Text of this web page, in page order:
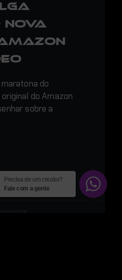
Nova
do
do Amazon
sobre a
Precisa de um creator?
Fale com a gente